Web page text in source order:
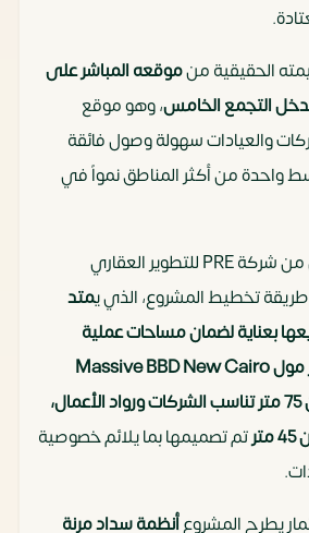
الحقيقية منموقعه المباشر على
التجمع الخامس، وهو موقع
والعيادات سهولة وصول فائقة
واحدة من أكثر المناطق نمواً في
هذا التوجه المدروس من شركة PRE للتطوير العقاري
تخطيط المشروع، الذي يمتد
بعناية لضمان مساحات عملية
ومتوازنة، ولذلك يوفر مول Massive BBD New Cairo
وحدات إدارية تبدأ من 75 متر تناسب الشركات ورواد الأعمال،
تم تصميمها بما يلائم خصوصية
يطرح المشروعأنظمة سداد مرنة